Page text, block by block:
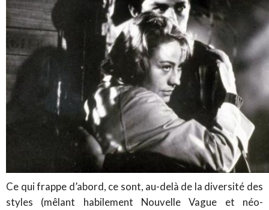
Ce qui frappe d’abord, ce sont, au-delà de la diversité des
styles (mêlant habilement Nouvelle Vague et néo-